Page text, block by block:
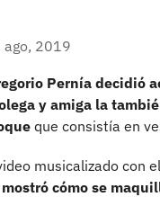
ago, 2019
Pernía decidió
y amiga la
que consistía en
musicalizado con
cómo se